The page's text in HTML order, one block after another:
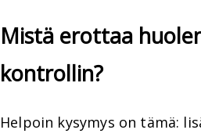
Mistä erottaa
kontrollin?
Helpoin kysymys on tämä: